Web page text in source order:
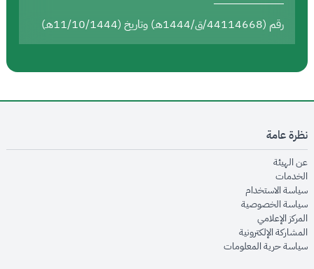
رقم (44114668/ق/1444هـ) وتاريخ (11/10/1444هـ)
نظرة عامة
عن الهيئةopens in new window
الخدماتopens in new window
سياسة الاستخدام
سياسة الخصوصيةopens in new window
المركز الإعلاميopens in new window
المشاركة الإلكترونيةopens in new window
سياسة حرية المعلوماتopens in new window